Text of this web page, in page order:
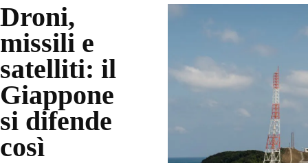
Droni,
missili e
satelliti: il
Giappone
si difende
così